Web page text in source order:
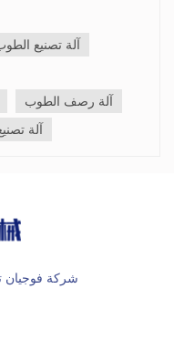
والذي يمكن أن يحدث
ولا يمكن للخزان
مكونات النظام
المستخدم في
مناسب. التصميم غير
الزيت، وستزداد
ويولد الكثير من
حرارة النظام
إطالة المسافة بين
زيادة حجم خزان
الهيدروليكي،
خزان. عندما تكون
آلة تصنيع
آلة رصف الطوب
آلة